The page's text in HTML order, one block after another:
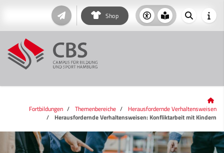
Shop
Fortbildungen Themenbereiche
Herausfordernde Verhaltensweisen
Herausfordernde Verhaltensweisen: Konfliktarbeit mit Kindern